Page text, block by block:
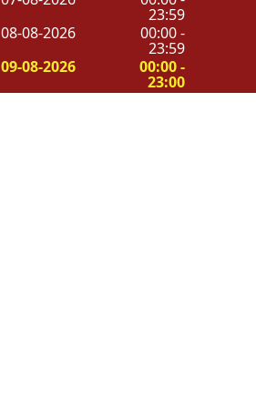
23:59
08-08-2026 00:00 -
23:59
09-08-2026 00:00 -
23:00